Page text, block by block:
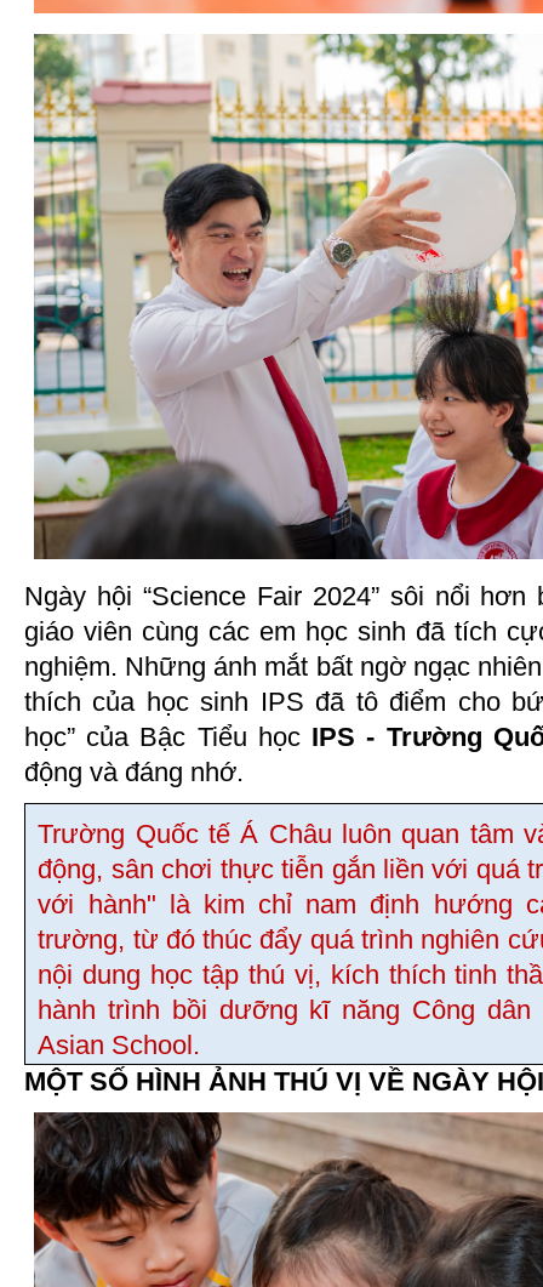
Ngày hội “Science Fair 2024” sôi nổi
giáo viên cùng các em học sinh đã tích
nghiệm. Những ánh mắt bất ngờ ngạc
thích của học sinh IPS đã tô điểm cho
học” của Bậc Tiểu học IPS - Trường
động và đáng nhớ.
Trường Quốc tế Á Châu luôn quan tâm
động, sân chơi thực tiễn gắn liền với quá
với hành" là kim chỉ nam định hướng
trường, từ đó thúc đẩy quá trình nghiên
nội dung học tập thú vị, kích thích tinh
hành trình bồi dưỡng kĩ năng Công
Asian School.
MỘT SỐ HÌNH ẢNH THÚ VỊ VỀ NGÀY